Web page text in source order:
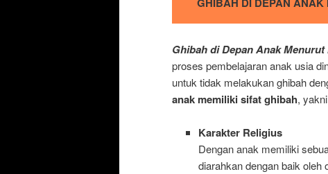
Ghibah di Depan Anak Menurut
proses pembelajaran anak usia
untuk tidak melakukan ghibah
anak memiliki sifat ghibah,
Karakter Religius
Dengan anak memiliki
diarahkan dengan baik